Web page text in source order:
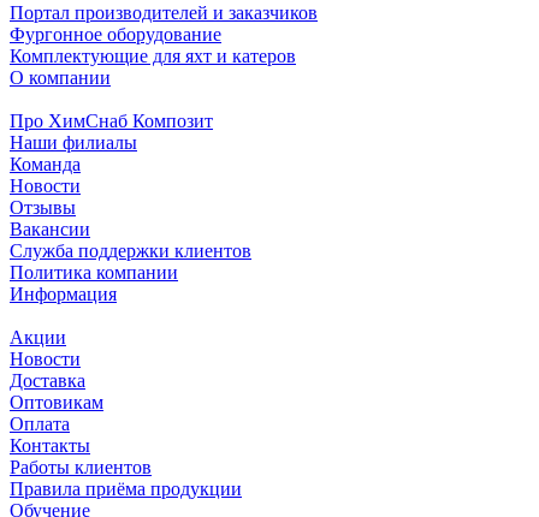
Портал производителей и заказчиков
Фургонное оборудование
Комплектующие для яхт и катеров
О компании
Про ХимСнаб Композит
Наши филиалы
Команда
Новости
Отзывы
Вакансии
Служба поддержки клиентов
Политика компании
Информация
Акции
Новости
Доставка
Оптовикам
Оплата
Контакты
Работы клиентов
Правила приёма продукции
Обучение